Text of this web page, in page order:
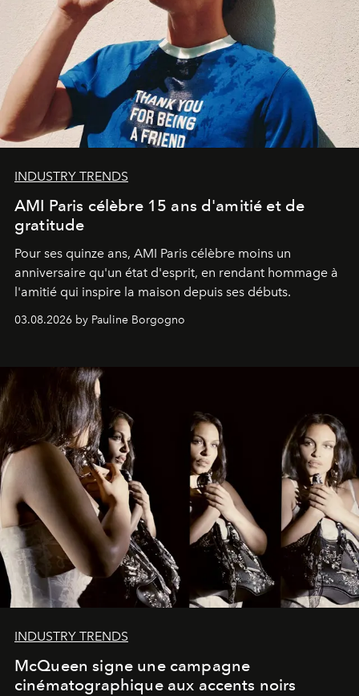
INDUSTRY TRENDS
AMI Paris célèbre 15 ans d'amitié et de
gratitude
Pour ses quinze ans, AMI Paris célèbre moins un
anniversaire qu'un état d'esprit, en rendant hommage à
l'amitié qui inspire la maison depuis ses débuts.
03.08.2026 by Pauline Borgogno
INDUSTRY TRENDS
McQueen signe une campagne
cinématographique aux accents noirs